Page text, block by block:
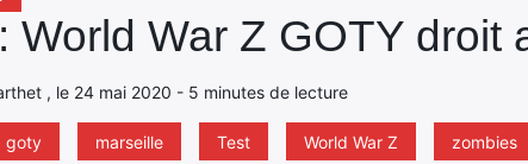
World War Z GOTY droit
, le 24 mai 2020 - 5 minutes de lecture
goty marseille Test World War Z zombies